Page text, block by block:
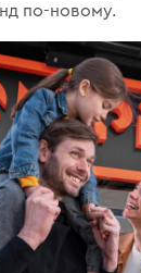
по-новому.